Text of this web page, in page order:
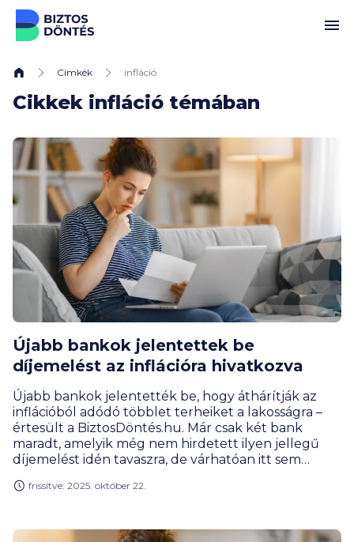
Ugrás a tartalomhoz
Címkék infláció
Cikkek infláció témában
Újabb bankok jelentettek be
díjemelést az inflációra hivatkozva
Újabb bankok jelentették be, hogy áthárítják az
inflációból adódó többlet terheiket a lakosságra –
értesült a BiztosDöntés.hu. Már csak két bank
maradt, amelyik még nem hirdetett ilyen jellegű
díjemelést idén tavaszra, de várhatóan itt sem
frissítve: 2025. október 22.